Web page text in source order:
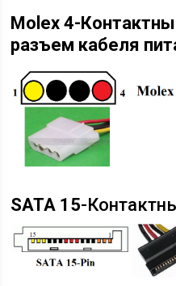
Molex 4-
разъем кабеля
SATA 15-